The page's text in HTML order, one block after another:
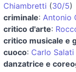
Chiambretti (30/5)
criminale: Antonio
critico d'arte:
critico musicale e
cuoco: Carlo Salati
danzatrice e